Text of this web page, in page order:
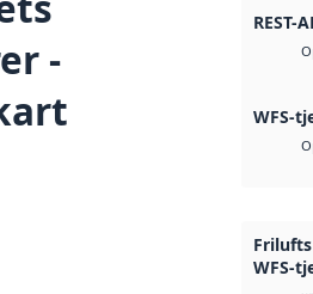
-
REST-
WFS-
WFS-